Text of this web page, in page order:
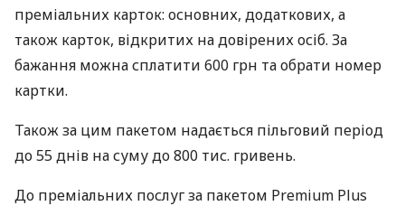
преміальних карток: основних, додаткових, а
також карток, відкритих на довірених осіб. За
бажання можна сплатити 600 грн та обрати номер
картки.
Також за цим пакетом надається пільговий період
до 55 днів на суму до 800 тис. гривень.
До преміальних послуг за пакетом Premium Plus